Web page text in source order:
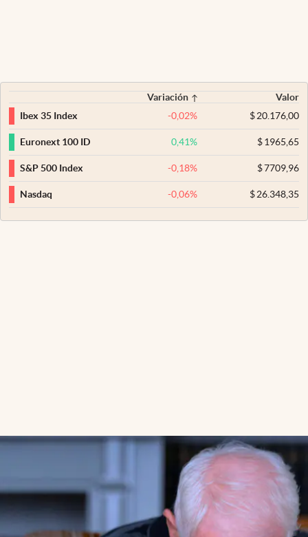
Variación
Valor
Ibex 35 Index
-0,02% $20.176,00
Euronext 100 ID 0,41% $1965,65
S&P 500 Index -0,18% $7709,96
Nasdaq -0,06% $26.348,35